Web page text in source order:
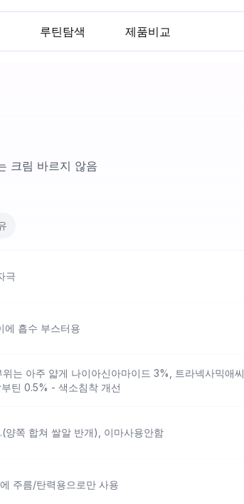
루틴탐색 제품비교
크림 바르지 않음
극
에 흡수 부스터용
는 아주 얇게 나이아신아마이드 3%, 트라넥사믹애씨
틴 0.5% - 색소침착 개선
양쪽 합쳐 쌀알 반개), 이마사용안함
주름/탄력용으로만 사용